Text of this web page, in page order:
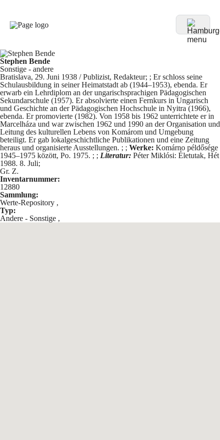
Stephen Bende
Sonstige - andere
Bratislava, 29. Juni 1938 / Publizist, Redakteur; ; Er schloss seine
Schulausbildung in seiner Heimatstadt ab (1944–1953), ebenda. Er
erwarb ein Lehrdiplom an der ungarischsprachigen Pädagogischen
Sekundarschule (1957). Er absolvierte einen Fernkurs in Ungarisch
und Geschichte an der Pädagogischen Hochschule in Nyitra (1966),
ebenda. Er promovierte (1982). Von 1958 bis 1962 unterrichtete er in
Marcelháza und war zwischen 1962 und 1990 an der Organisation und
Leitung des kulturellen Lebens von Komárom und Umgebung
beteiligt. Er gab lokalgeschichtliche Publikationen und eine Zeitung
heraus und organisierte Ausstellungen. ; ; Werke: Komárno példősége
1945–1975 között, Po. 1975. ; ; Literatur: Péter Miklósi: Életutak, Hét
1988. 8. Juli;
Gr. Z.
Inventarnummer:
12880
Sammlung:
Werte-Repository ,
Typ:
Andere - Sonstige ,